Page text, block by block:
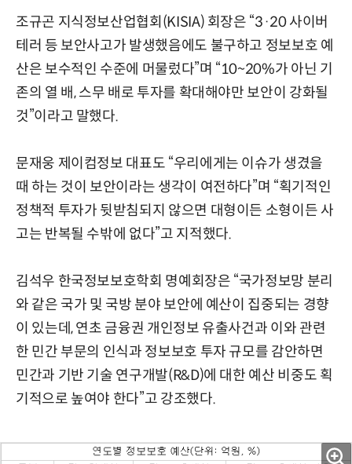
조규곤 지식정보산업협회(KISIA) 회장은 “3·20 사이버
테러 등 보안사고가 발생했음에도 불구하고 정보보호 예
산은 보수적인 수준에 머물렀다”며 “10~20%가 아닌 기
존의 열 배, 스무 배로 투자를 확대해야만 보안이 강화될
것”이라고 말했다.
문재웅 제이컴정보 대표도 “우리에게는 이슈가 생겼을
때 하는 것이 보안이라는 생각이 여전하다”며 “획기적인
정책적 투자가 뒷받침되지 않으면 대형이든 소형이든 사
고는 반복될 수밖에 없다”고 지적했다.
김석우 한국정보보호학회 명예회장은 “국가정보망 분리
와 같은 국가 및 국방 분야 보안에 예산이 집중되는 경향
이 있는데, 연초 금융권 개인정보 유출사건과 이와 관련
한 민간 부문의 인식과 정보보호 투자 규모를 감안하면
민간과 기반 기술 연구개발(R&D)에 대한 예산 비중도 획
기적으로 높여야 한다”고 강조했다.